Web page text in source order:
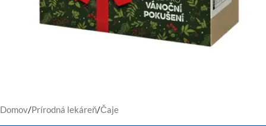
Domov/Prírodná lekáreň/Čaje